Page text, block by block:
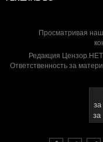
Просматривая
Редакция
Ответственность за
за
за